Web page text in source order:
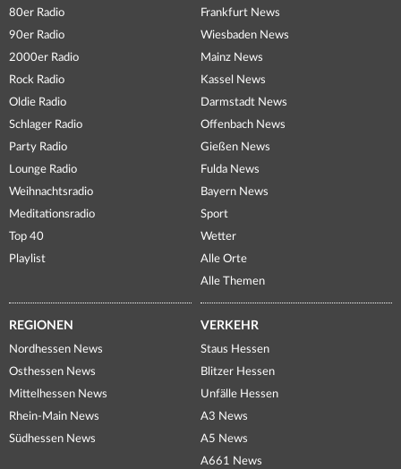
80er Radio
90er Radio
2000er Radio
Rock Radio
Oldie Radio
Schlager Radio
Party Radio
Lounge Radio
Weihnachtsradio
Meditationsradio
Top 40
Playlist
Frankfurt News
Wiesbaden News
Mainz News
Kassel News
Darmstadt News
Offenbach News
Gießen News
Fulda News
Bayern News
Sport
Wetter
Alle Orte
Alle Themen
REGIONEN
Nordhessen News
Osthessen News
Mittelhessen News
Rhein-Main News
Südhessen News
VERKEHR
Staus Hessen
Blitzer Hessen
Unfälle Hessen
A3 News
A5 News
A661 News